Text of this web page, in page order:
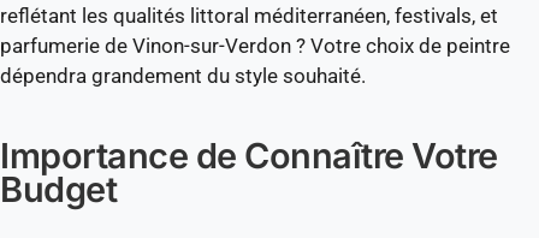
reflétant les qualités littoral méditerranéen, festivals, et
parfumerie de Vinon-sur-Verdon ? Votre choix de peintre
dépendra grandement du style souhaité.
Importance de Connaître Votre
Budget